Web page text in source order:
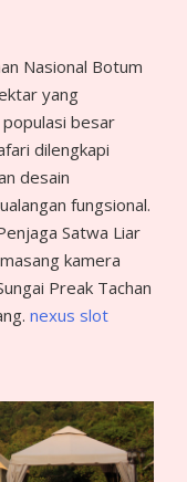
Nasional Botum
yang
besar
dilengkapi
desain
fungsional.
Satwa Liar
kamera
Preak Tachan
nexus slot